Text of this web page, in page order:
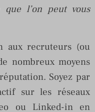
que l’on peut vous
aux recruteurs (ou
nombreux moyens
Soyez par
sur les réseaux
ou Linked-in en